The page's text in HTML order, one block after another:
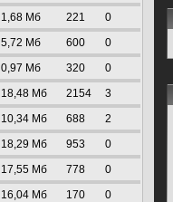
1,68 Mб 221 0
5,72 Mб 600 0
0,97 Mб 320 0
18,48 Mб 2154 3
10,34 Mб 688 2
18,29 Mб 953 0
17,55 Mб 778 0
16,04 Mб 170 0